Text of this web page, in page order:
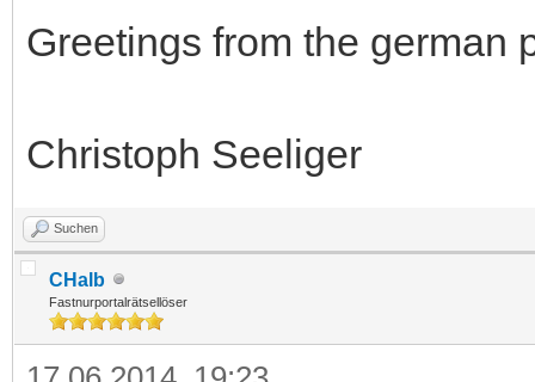
Greetings from the german
Christoph Seeliger
Suchen
CHalb
Fastnurportalrätsellöser